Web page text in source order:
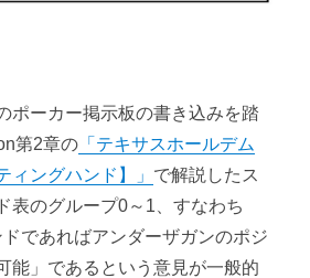
ポーカー掲示板の書き込みを踏
第2章の 「テキサスホールデム
ングハンド】」 で解説したス
表のグループ0～1、すなわち
ドであればアンダーザガンのポジ
能」であるという意見が一般的